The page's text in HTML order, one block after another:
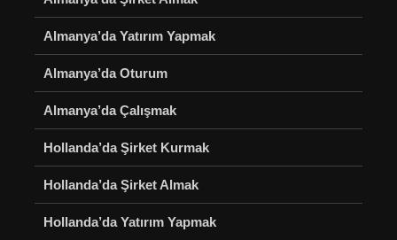
Almanya’da Yatırım Yapmak
Almanya’da Oturum
Almanya’da Çalışmak
Hollanda’da Şirket Kurmak
Hollanda’da Şirket Almak
Hollanda’da Yatırım Yapmak